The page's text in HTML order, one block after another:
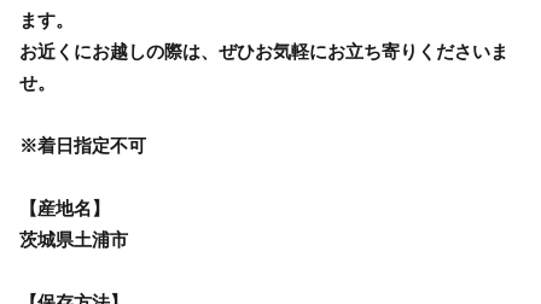
ます。
お近くにお越しの際は、ぜひお気軽にお立ち寄りくださいま
せ。
※着日指定不可
【産地名】
茨城県土浦市